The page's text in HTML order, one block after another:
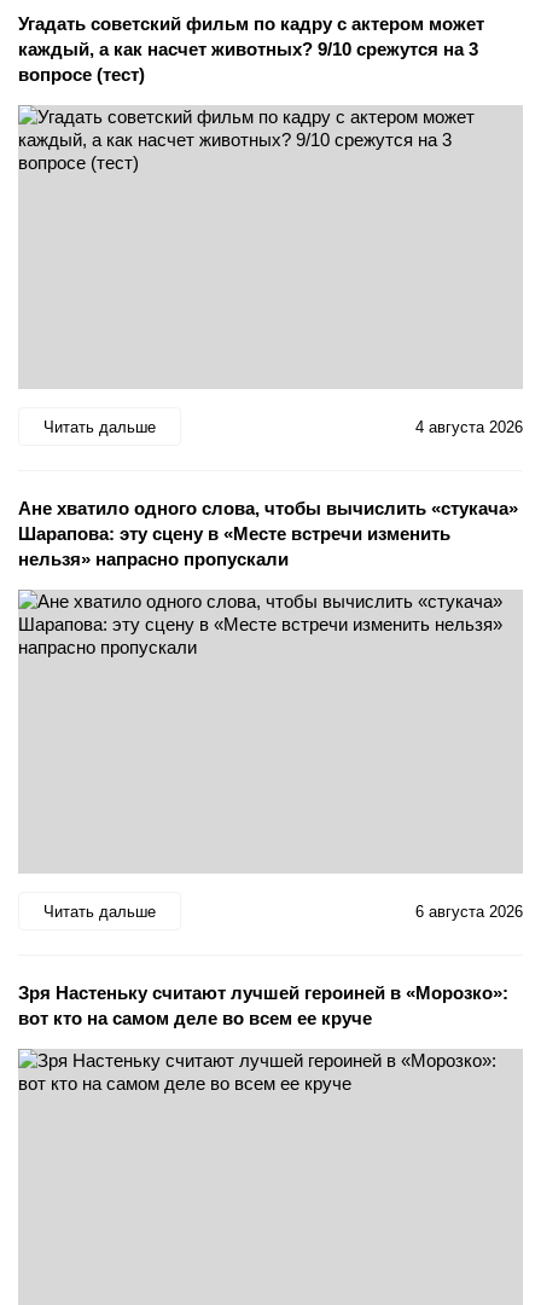
Угадать советский фильм по кадру с актером может
каждый, а как насчет животных? 9/10 срежутся на 3
вопросе (тест)
Читать дальше 4 августа 2026
Ане хватило одного слова, чтобы вычислить «стукача»
Шарапова: эту сцену в «Месте встречи изменить
нельзя» напрасно пропускали
Читать дальше 6 августа 2026
Зря Настеньку считают лучшей героиней в «Морозко»:
вот кто на самом деле во всем ее круче